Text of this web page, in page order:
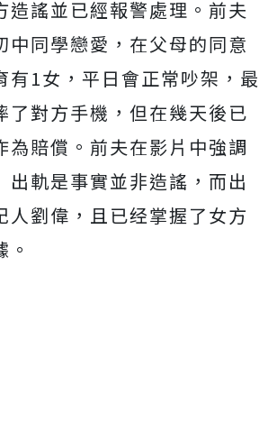
造謠並已經報警處理。前夫
中同學戀愛，在父母的同意
有1女，平日會正常吵架，最
了對方手機，但在幾天後已
為賠償。前夫在影片中強調
出軌是事實並非造謠，而出
人劉偉，且已经掌握了女方